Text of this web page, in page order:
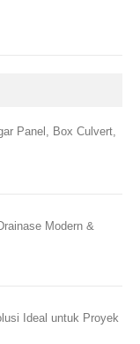
Panel, Box Culvert,
Modern &
Ideal untuk Proyek